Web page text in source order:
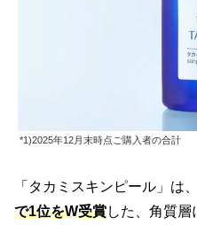
*1)2025年12月末時点ご購入者の合計
「タカミスキンピール」は
で1位をW受賞した、角質層